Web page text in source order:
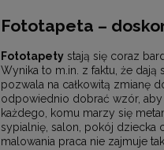
Fototapeta –
Fototapetystają się coraz
Wynika to m.in. z faktu, że
pozwala na całkowitą zmianę
odpowiednio dobrać wzór,
każdego, komu marzy się
sypialnię, salon, pokój dziecka
malowania praca nie zajmuje